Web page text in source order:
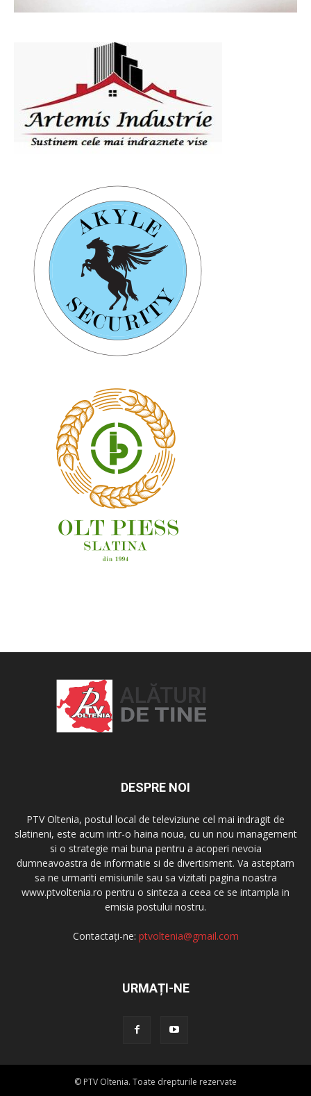
DESPRE NOI
PTV Oltenia, postul local de televiziune cel mai indragit de
slatineni, este acum intr-o haina noua, cu un nou management
si o strategie mai buna pentru a acoperi nevoia
dumneavoastra de informatie si de divertisment. Va asteptam
sa ne urmariti emisiunile sau sa vizitati pagina noastra
www.ptvoltenia.ro pentru o sinteza a ceea ce se intampla in
emisia postului nostru.
Contactați-ne: ptvoltenia@gmail.com
URMAȚI-NE
© PTV Oltenia. Toate drepturile rezervate